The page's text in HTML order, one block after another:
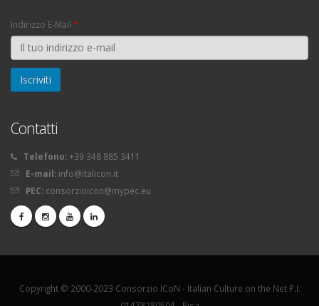
Indirizzo E-Mail *
Contatti
Telefono: +39 348 885 3411
E-mail: info@italicon.it
PEC: consorzioicon@mypec.eu
Copyright © 2000-2023 Consorzio ICoN - Italian Culture on the Net P.I.